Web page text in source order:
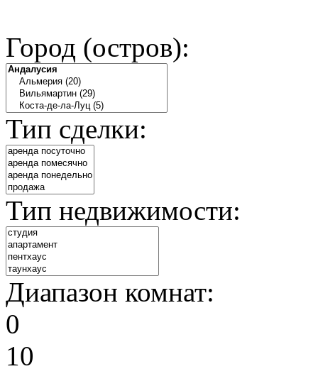
Город (остров):
Тип сделки:
Тип недвижимости:
Диапазон комнат:
0
10